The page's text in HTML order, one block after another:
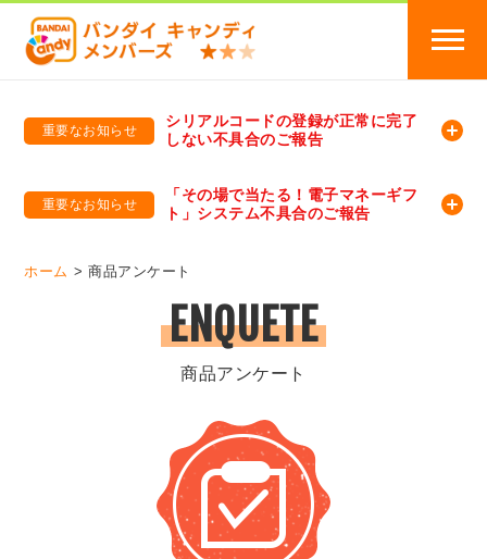
重要なお知らせ
シリアルコードの登録が正常に完了
しない不具合のご報告
重要なお知らせ
「その場で当たる！電子マネーギフ
ト」システム不具合のご報告
ホーム 商品アンケート
ENQUETE
商品アンケート